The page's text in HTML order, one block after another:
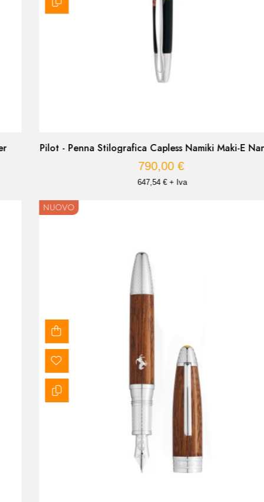
Pilot - Penna Stilografica Capless Namiki Maki-E Nandina
790,00 €
647,54 € + Iva
NUOVO